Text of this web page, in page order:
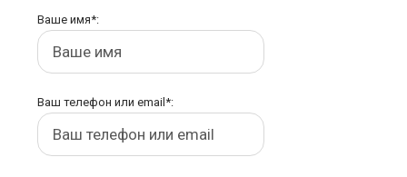
Ваше имя*:
Ваш телефон или email*: